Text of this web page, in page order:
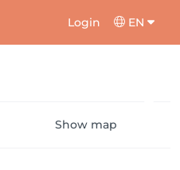
Login EN
Show map